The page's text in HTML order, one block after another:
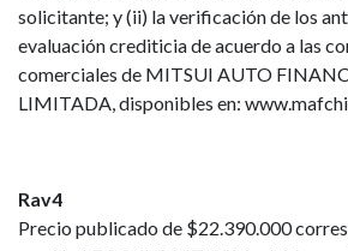
solicitante; y (ii) la verificación de los
evaluación crediticia de acuerdo a las
comerciales de MITSUI AUTO
LIMITADA, disponibles en:
Rav4
Precio publicado de $22.390.000